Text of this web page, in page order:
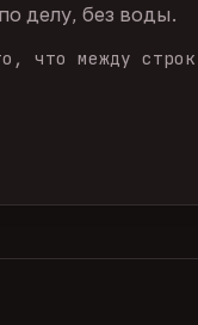
делу, без воды.
что между